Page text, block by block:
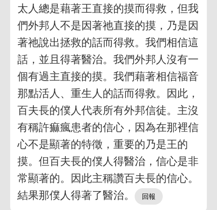
太人總是藉著王直接的摸而得救，但我
們外邦人不是因著祂直接的摸，乃是因
著祂說出拯救的話而得救。我們相信這
話，並且得著醫治。我們外邦人沒有一
個有過主直接的摸。我們藉著相信福音
那點活人、重生人的話而得救。因此，
百夫長的僕人代表所有外邦信徒。主沒
有稱許痲瘋患者的信心，因為在那裡信
心不是顯著的特徵，重要的乃是王的
摸。但百夫長的僕人得醫治，信心是非
常顯著的。因此主稱讚百夫長的信心。
結果那僕人得著了醫治。